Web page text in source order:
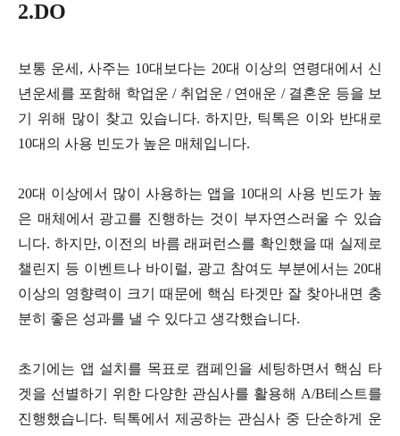
2.DO
보통 운세, 사주는 10대보다는 20대 이상의 연령대에서 신
년운세를 포함해 학업운 / 취업운 / 연애운 / 결혼운 등을 보
기 위해 많이 찾고 있습니다. 하지만, 틱톡은 이와 반대로
10대의 사용 빈도가 높은 매체입니다.
20대 이상에서 많이 사용하는 앱을 10대의 사용 빈도가 높
은 매체에서 광고를 진행하는 것이 부자연스러울 수 있습
니다. 하지만, 이전의 바름 래퍼런스를 확인했을 때 실제로
챌린지 등 이벤트나 바이럴, 광고 참여도 부분에서는 20대
이상의 영향력이 크기 때문에 핵심 타겟만 잘 찾아내면 충
분히 좋은 성과를 낼 수 있다고 생각했습니다.
초기에는 앱 설치를 목표로 캠페인을 세팅하면서 핵심 타
겟을 선별하기 위한 다양한 관심사를 활용해 A/B테스트를
진행했습니다. 틱톡에서 제공하는 관심사 중 단순하게 운